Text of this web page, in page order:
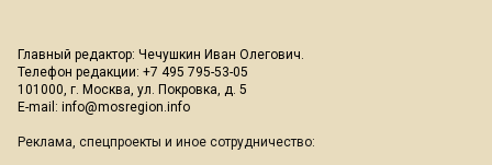
Главный редактор: Чечушкин Иван Олегович.
Телефон редакции: +7 495 795-53-05
101000, г. Москва, ул. Покровка, д. 5
E-mail: info@mosregion.info
Реклама, спецпроекты и иное сотрудничество: